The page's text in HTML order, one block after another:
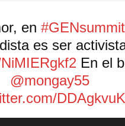
en #GENsummit
es ser
En el
@mongay55